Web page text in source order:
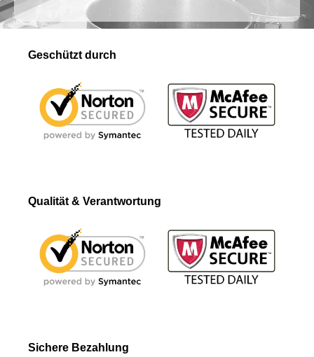
Geschützt durch
Qualität & Verantwortung
Sichere Bezahlung